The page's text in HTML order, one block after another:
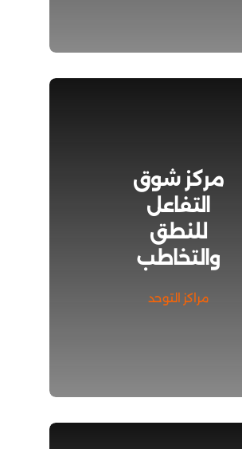
مركز شوق
التفاعل
للنطق
والتخاطب
مراكز التوحد